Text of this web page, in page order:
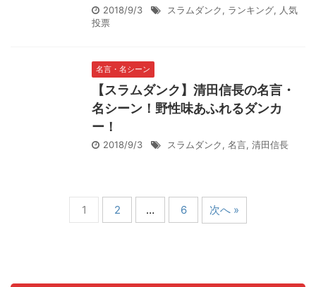
2018/9/3 スラムダンク, ランキング, 人気
投票
名言・名シーン
【スラムダンク】清田信長の名言・
名シーン！野性味あふれるダンカ
ー！
2018/9/3 スラムダンク, 名言, 清田信長
1 2 … 6 次へ »